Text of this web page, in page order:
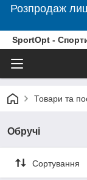
Розпродаж
SportOpt -
Товари та
Обручі
Сортування